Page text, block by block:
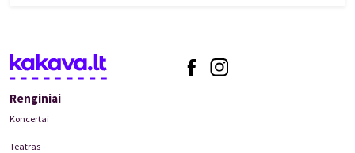
Renginiai
Koncertai
Teatras